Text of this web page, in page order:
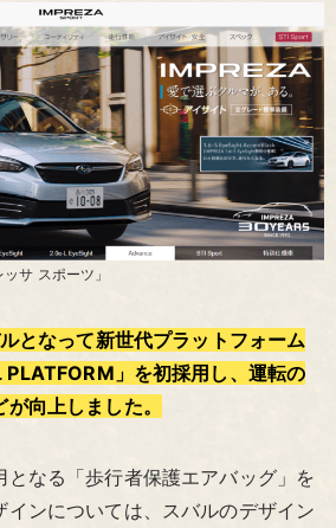
サ スポーツ」
となって新世代プラットフォーム
PLATFORM」を初採用し、運転の
向上しました。
となる「歩行者保護エアバッグ」を
インについては、スバルのデザイン